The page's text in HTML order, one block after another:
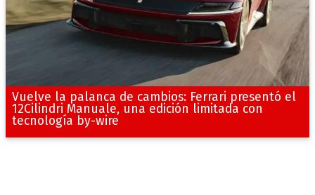
Vuelve la palanca de cambios: Ferrari presentó el
12Cilindri Manuale, una edición limitada con
tecnología by-wire